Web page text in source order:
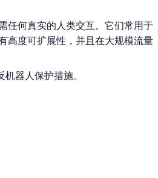
任何真实的人类交互。它们常用于
高度可扩展性，并且在大规模流量
器人保护措施。